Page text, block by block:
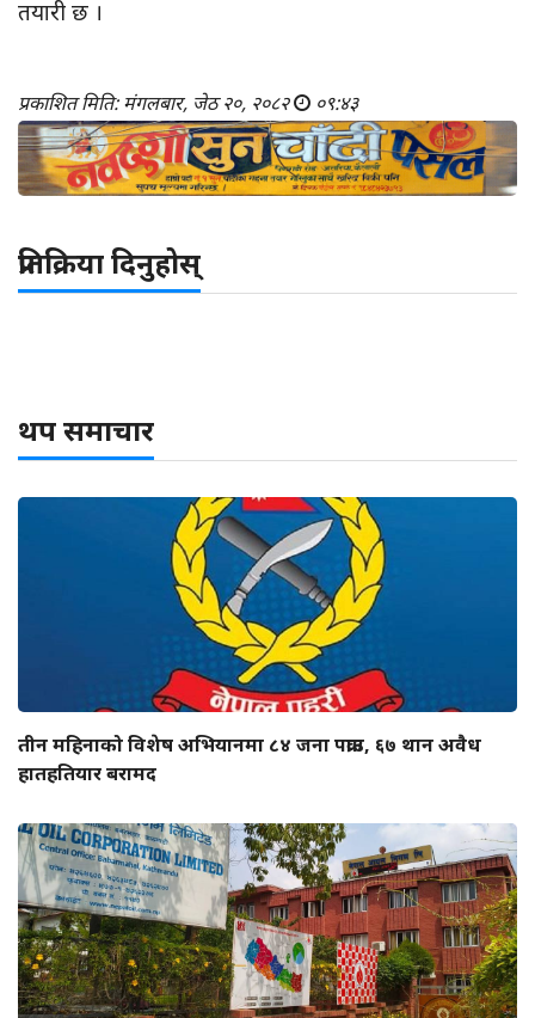
तयारी छ ।
प्रकाशित मिति: मंगलबार, जेठ २०, २०८२ ०९:४३
प्रतिक्रिया दिनुहोस्
थप समाचार
तीन महिनाको विशेष अभियानमा ८४ जना पक्राउ, ६७ थान अवैध
हातहतियार बरामद